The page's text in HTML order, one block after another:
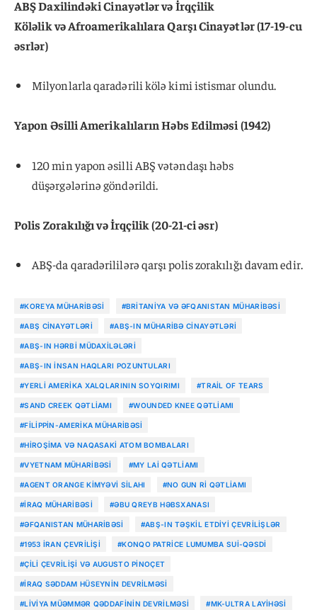
ABŞ Daxilindəki Cinayətlər və İrqçilik
Köləlik və Afroamerikalılara Qarşı Cinayətlər (17-19-cu
əsrlər)
Milyonlarla qaradərili kölə kimi istismar olundu.
Yapon Əsilli Amerikalıların Həbs Edilməsi (1942)
120 min yapon əsilli ABŞ vətəndaşı həbs
düşərgələrinə göndərildi.
Polis Zorakılığı və İrqçilik (20-21-ci əsr)
ABŞ-da qaradərililərə qarşı polis zorakılığı davam edir.
#KOREYA MÜHARIBƏSI #BRITANIYA VƏ ƏFQANISTAN MÜHARIBƏSI
#ABŞ CINAYƏTLƏRI #ABŞ-IN MÜHARIBƏ CINAYƏTLƏRI
#ABŞ-IN HƏRBI MÜDAXILƏLƏRI
#ABŞ-IN INSAN HAQLARI POZUNTULARI
#YERLI AMERIKA XALQLARININ SOYQIRIMI #TRAIL OF TEARS
#SAND CREEK QƏTLIAMI #WOUNDED KNEE QƏTLIAMI
#FILIPPIN-AMERIKA MÜHARIBƏSI
#HIROŞIMA VƏ NAQASAKI ATOM BOMBALARI
#VYETNAM MÜHARIBƏSI #MY LAI QƏTLIAMI
#AGENT ORANGE KIMYƏVI SILAHI #NO GUN RI QƏTLIAMI
#İRAQ MÜHARIBƏSI #ƏBU QREYB HƏBSXANASI
#ƏFQANISTAN MÜHARIBƏSI #ABŞ-IN TƏŞKIL ETDIYI ÇEVRILIŞLƏR
#1953 İRAN ÇEVRILIŞI #KONQO PATRICE LUMUMBA SUI-QƏSDI
#ÇILI ÇEVRILIŞI VƏ AUGUSTO PINOÇET
#İRAQ SƏDDAM HÜSEYNIN DEVRILMƏSI
#LIVIYA MÜƏMMƏR QƏDDAFININ DEVRILMƏSI #MK-ULTRA LAYIHƏSI